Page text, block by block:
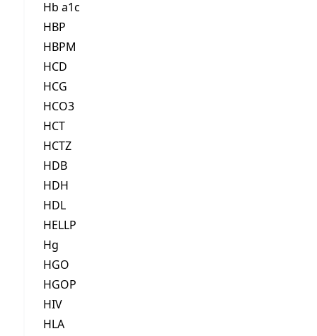
Hb a1c
HBP
HBPM
HCD
HCG
HCO3
HCT
HCTZ
HDB
HDH
HDL
HELLP
Hg
HGO
HGOP
HIV
HLA